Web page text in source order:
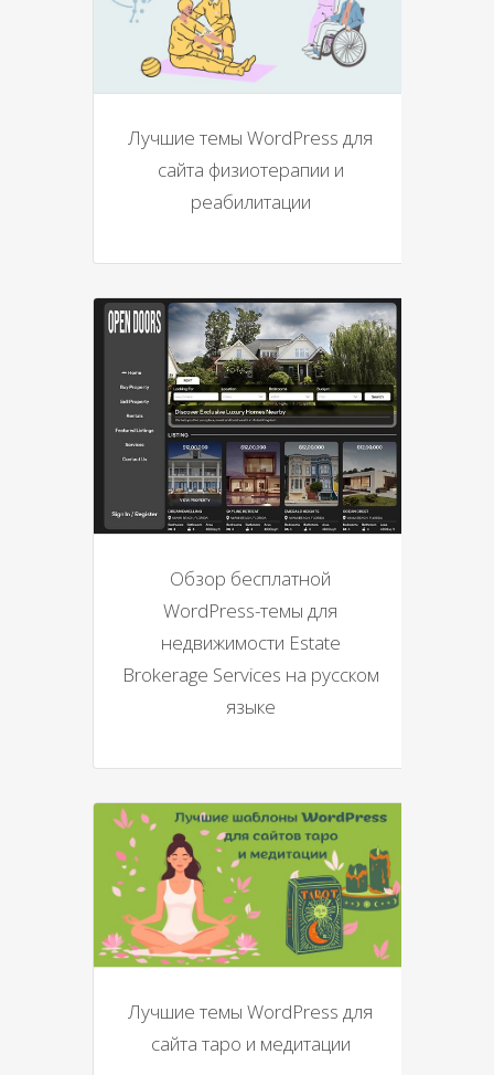
Лучшие темы WordPress для
сайта физиотерапии и
реабилитации
Обзор бесплатной
WordPress-темы для
недвижимости Estate
Brokerage Services на русском
языке
Лучшие темы WordPress для
сайта таро и медитации